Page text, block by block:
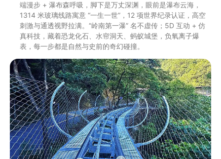
端漫步 + 瀑布森呼吸，脚下是万丈深渊，眼前是瀑布云海，
1314 米玻璃线路寓意 “一生一世”，12 项世界纪录认证，高空
刺激与通透视野拉满。“岭南第一瀑” 名不虚传；5D 互动 + 仿
真科技，藏着恐龙化石、水帘洞天、蚂蚁城堡，负氧离子爆
表，每一步都是自然与史前的奇幻碰撞。